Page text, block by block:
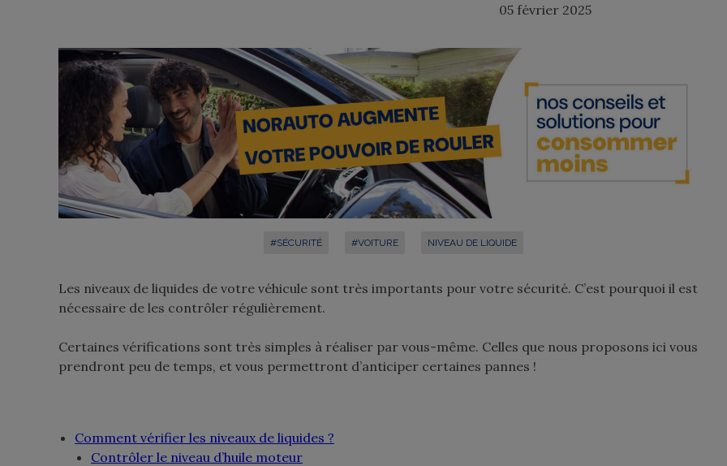
05 février 2025
#SÉCURITÉ #VOITURE NIVEAU DE LIQUIDE
Les niveaux de liquides de votre véhicule sont très importants pour votre sécurité. C’est pourquoi il est
nécessaire de les contrôler régulièrement.
Certaines vérifications sont très simples à réaliser par vous-même. Celles que nous proposons ici vous
prendront peu de temps, et vous permettront d’anticiper certaines pannes !
Comment vérifier les niveaux de liquides ?
Contrôler le niveau d’huile moteur